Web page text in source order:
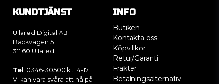
KUNDTJÄNST
Ullared Digital AB
Bäckvägen 5
311 60 Ullared
Tel : 0346-30500 kl. 14-17
Vi kan vara svåra att nå på
INFO
Butiken
Kontakta oss
Köpvillkor
Retur/Garanti
Frakter
Betalningsalternativ